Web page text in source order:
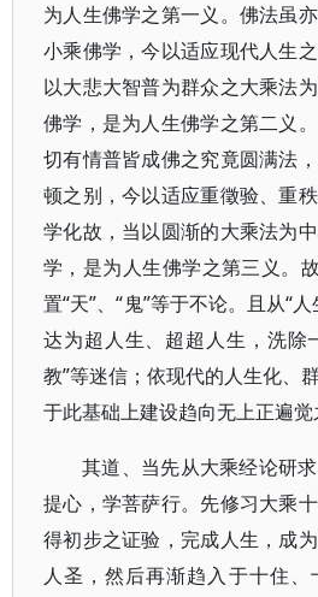
为人生佛学之第一义。佛法虽
小乘佛学，今以适应现代人生
以大悲大智普为群众之大乘法
佛学，是为人生佛学之第二义
切有情普皆成佛之究竟圆满法
顿之别，今以适应重徵验、重
学化故，当以圆渐的大乘法为
学，是为人生佛学之第三义。
置“天”、“鬼”等于不论。且从“
达为超人生、超超人生，洗除
教”等迷信；依现代的人生化、
于此基础上建设趋向无上正遍觉
其道、当先从大乘经论研
提心，学菩萨行。先修习大乘
得初步之证验，完成人生，成
人圣，然后再渐趋入于十住